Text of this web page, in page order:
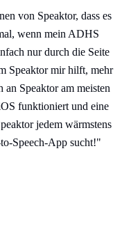
von Speaktor, dass es
wenn mein ADHS
nur durch die Seite
Speaktor mir hilft, mehr
Speaktor am meisten
funktioniert und eine
jedem wärmstens
Speech-App sucht!"